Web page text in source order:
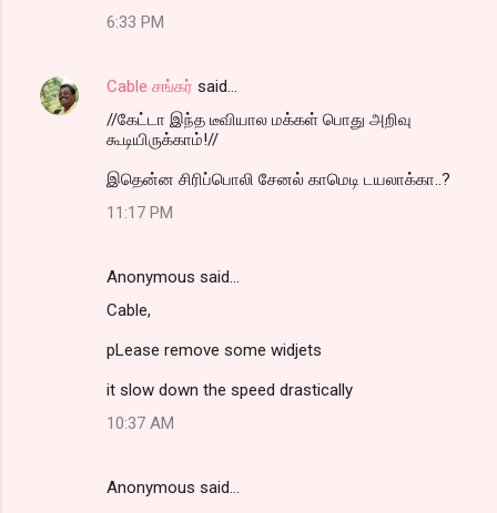
6:33 PM
Cable சங்கர் said…
//கேட்டா இந்த டீவியால மக்கள் பொது அறிவு
கூடியிருக்காம்!//
இதென்ன சிரிப்பொலி சேனல் காமெடி டயலாக்கா..?
11:17 PM
Anonymous said…
Cable,
pLease remove some widjets
it slow down the speed drastically
10:37 AM
Anonymous said…